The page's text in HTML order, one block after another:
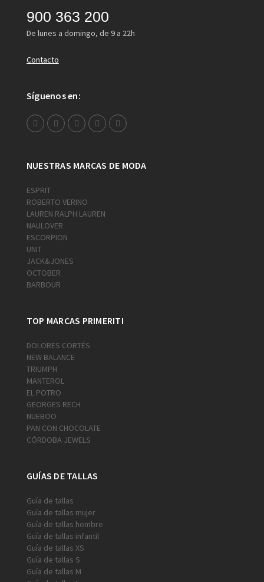
900 363 200
De lunes a domingo, de 9 a 22h
Contacto
Síguenos en:
NUESTRAS MARCAS DE MODA
ESPRIT
ROBERTO VERINO
LAUREN RALPH LAUREN
NAULOVER
ESCORPION
UNIT
JACK&JONES
OCTOBER
BARBOUR
TOP MARCAS PRIMERITI
DOLORES CORTÉS
NEW BALANCE
TRIUMPH
MANTEROL
EL POTRO
GEORGES RECH
NUEBOO
PAN CON CHOCOLATE
CÓRDOBA JEWELS
GUÍAS DE TALLAS
Guía de tallas
Guía de tallas mujer
Guía de tallas hombre
Guía de tallas infantil
Guía de tallas XS
Guía de tallas S
Guía de tallas M